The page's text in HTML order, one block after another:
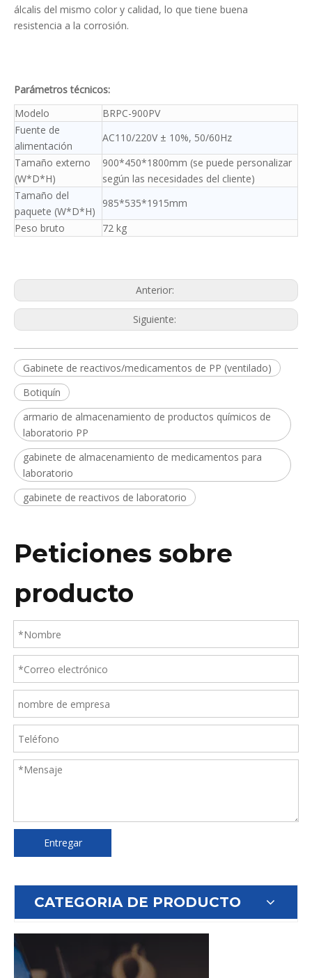
álcalis del mismo color y calidad, lo que tiene buena
resistencia a la corrosión.
Parámetros técnicos:
Modelo
BRPC-900PV
Fuente de
alimentación
AC110/220V ± 10%, 50/60Hz
Tamaño externo
(W*D*H)
900*450*1800mm (se puede personalizar
según las necesidades del cliente)
Tamaño del
paquete (W*D*H)
985*535*1915mm
Peso bruto
72 kg
Anterior:
Siguiente:
Gabinete de reactivos/medicamentos de PP (ventilado)
Botiquín
armario de almacenamiento de productos químicos de
laboratorio PP
gabinete de almacenamiento de medicamentos para
laboratorio
gabinete de reactivos de laboratorio
Peticiones sobre
producto
Entregar
CATEGORIA DE PRODUCTO